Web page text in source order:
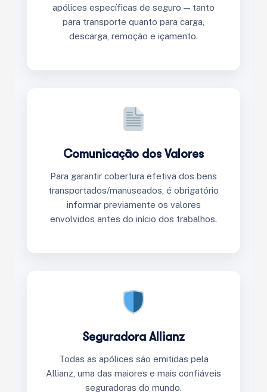
apólices específicas de seguro — tanto
para transporte quanto para carga,
descarga, remoção e içamento.
Comunicação dos Valores
Para garantir cobertura efetiva dos bens
transportados/manuseados, é obrigatório
informar previamente os valores
envolvidos antes do início dos trabalhos.
Seguradora Allianz
Todas as apólices são emitidas pela
Allianz, uma das maiores e mais confiáveis
seguradoras do mundo.